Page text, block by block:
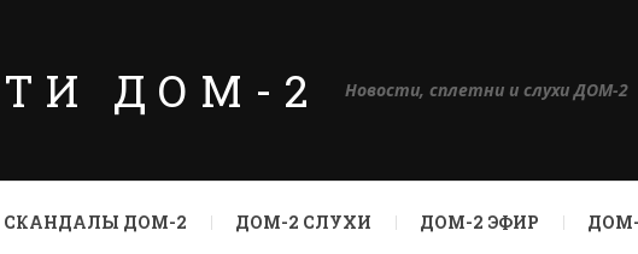
ДОМ-2 Новости, сплетни и слухи ДОМ-2
СКАНДАЛЫ ДОМ-2 ДОМ-2 СЛУХИ ДОМ-2 ЭФИР